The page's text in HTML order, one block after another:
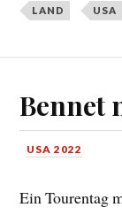
LAND USA
Bennet
USA 2022
Ein Tourentag